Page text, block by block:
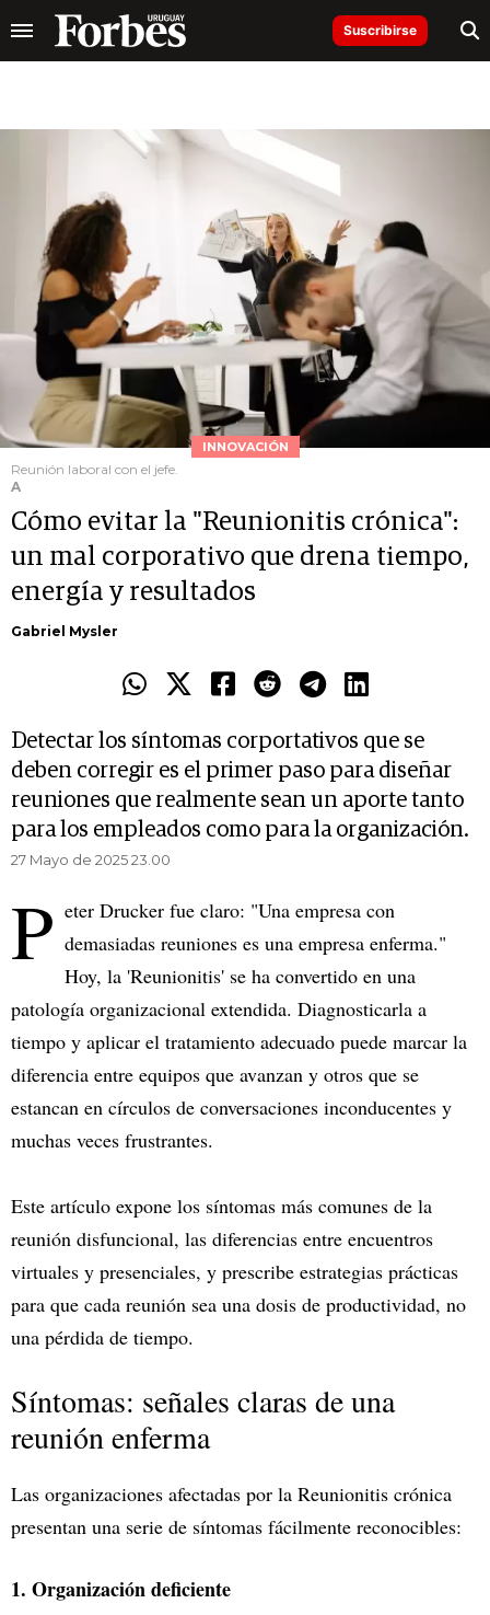
Suscribirse
INNOVACIÓN
Reunión laboral con el jefe.
A
Cómo evitar la "Reunionitis crónica":
un mal corporativo que drena tiempo,
energía y resultados
Gabriel Mysler
Detectar los síntomas corportativos que se
deben corregir es el primer paso para diseñar
reuniones que realmente sean un aporte tanto
para los empleados como para la organización.
27 Mayo de 2025 23.00
P eter Drucker fue claro: "Una empresa con
demasiadas reuniones es una empresa enferma."
Hoy, la 'Reunionitis' se ha convertido en una
patología organizacional extendida. Diagnosticarla a
tiempo y aplicar el tratamiento adecuado puede marcar la
diferencia entre equipos que avanzan y otros que se
estancan en círculos de conversaciones inconducentes y
muchas veces frustrantes.
Este artículo expone los síntomas más comunes de la
reunión disfuncional, las diferencias entre encuentros
virtuales y presenciales, y prescribe estrategias prácticas
para que cada reunión sea una dosis de productividad, no
una pérdida de tiempo.
Síntomas: señales claras de una
reunión enferma
Las organizaciones afectadas por la Reunionitis crónica
presentan una serie de síntomas fácilmente reconocibles:
1. Organización deficiente